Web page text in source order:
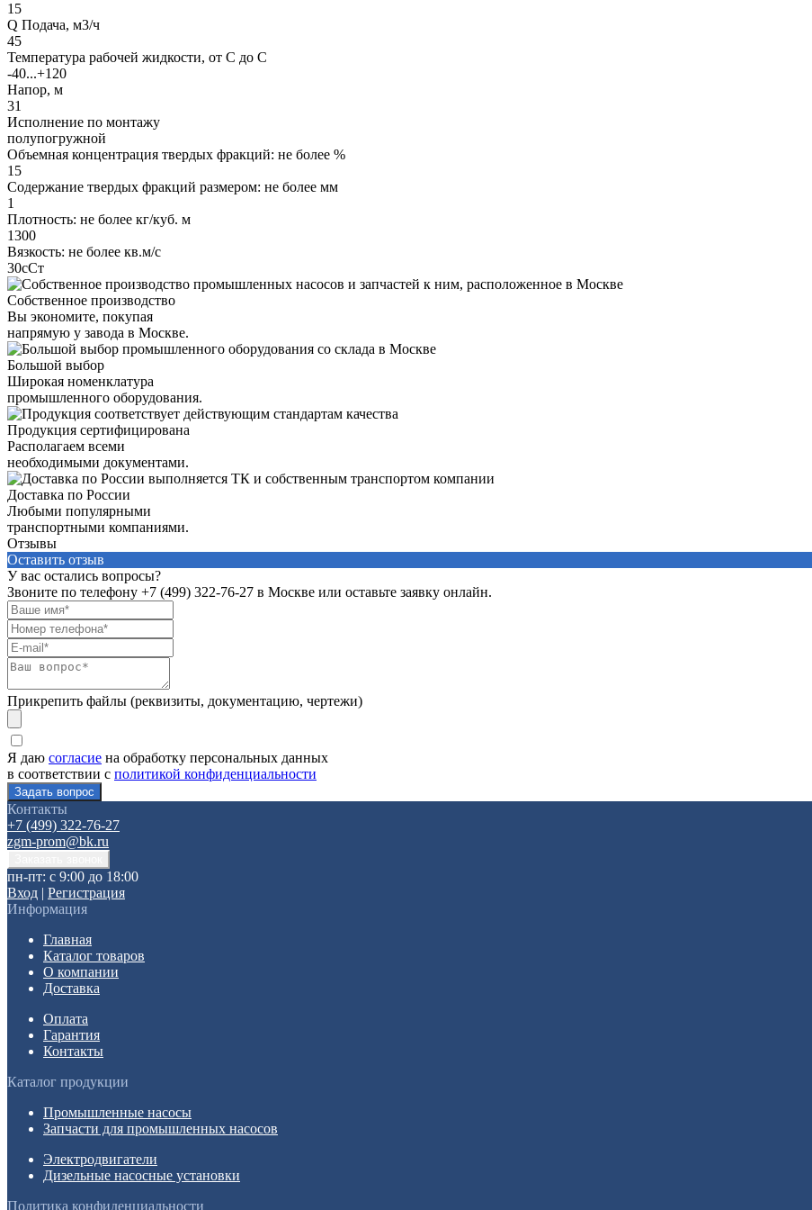
15
Q Подача, м3/ч
45
Температура рабочей жидкости, от С до С
-40...+120
Напор, м
31
Исполнение по монтажу
полупогружной
Объемная концентрация твердых фракций: не более %
15
Содержание твердых фракций размером: не более мм
1
Плотность: не более кг/куб. м
1300
Вязкость: не более кв.м/с
30сСт
Собственное производство
Вы экономите, покупая
напрямую у завода в Москве.
Большой выбор
Широкая номенклатура
промышленного оборудования.
Продукция сертифицирована
Располагаем всеми
необходимыми документами.
Доставка по России
Любыми популярными
транспортными компаниями.
Отзывы
Оставить отзыв
У вас остались вопросы?
Звоните по телефону +7 (499) 322-76-27 в Москве или оставьте заявку онлайн.
Прикрепить файлы (реквизиты, документацию, чертежи)
Я даю согласие на обработку персональных данных
в соответствии с политикой конфиденциальности
Контакты
+7 (499) 322-76-27
zgm-prom@bk.ru
пн-пт: с 9:00 до 18:00
Вход | Регистрация
Информация
Главная
Каталог товаров
О компании
Доставка
Оплата
Гарантия
Контакты
Каталог продукции
Промышленные насосы
Запчасти для промышленных насосов
Электродвигатели
Дизельные насосные установки
Политика конфиденциальности